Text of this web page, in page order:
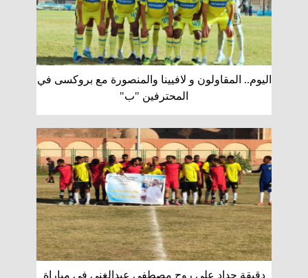
اليوم.. المقاولون و لافيينا والمنصورة مع بروكسى في
المحترفين "ب"
دقيقة حداد على روح مصطفى عبدالغنى في مباراة